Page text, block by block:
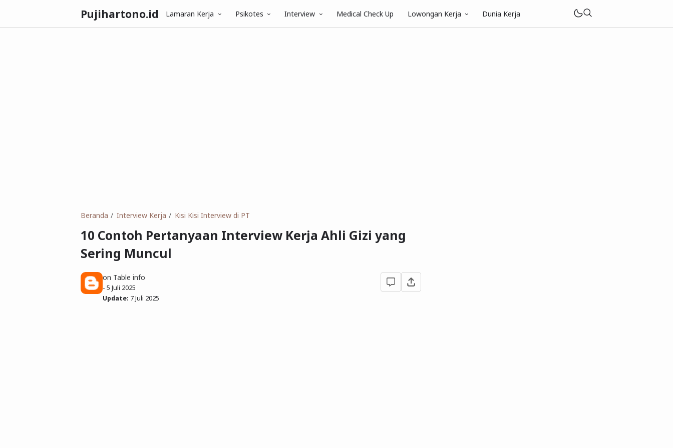
Pujihartono.id Lamaran Kerja Psikotes Interview Medical Check Up Lowongan Kerja Dunia Kerja
Beranda Interview Kerja Kisi Kisi Interview di PT
10 Contoh Pertanyaan Interview Kerja Ahli Gizi yang
Sering Muncul
on Table info
- 5 Juli 2025
Update: 7 Juli 2025